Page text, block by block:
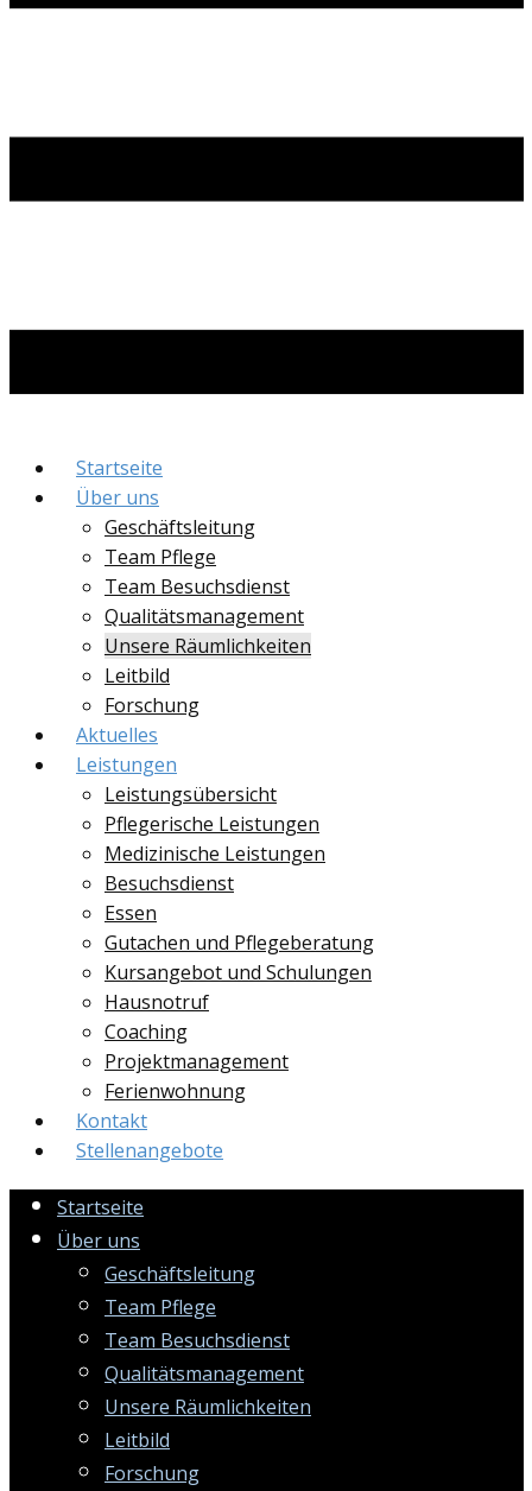
Startseite
Über uns
Geschäftsleitung
Team Pflege
Team Besuchsdienst
Qualitätsmanagement
Unsere Räumlichkeiten
Leitbild
Forschung
Aktuelles
Leistungen
Leistungsübersicht
Pflegerische Leistungen
Medizinische Leistungen
Besuchsdienst
Essen
Gutachen und Pflegeberatung
Kursangebot und Schulungen
Hausnotruf
Coaching
Projektmanagement
Ferienwohnung
Kontakt
Stellenangebote
Startseite
Über uns
Geschäftsleitung
Team Pflege
Team Besuchsdienst
Qualitätsmanagement
Unsere Räumlichkeiten
Leitbild
Forschung